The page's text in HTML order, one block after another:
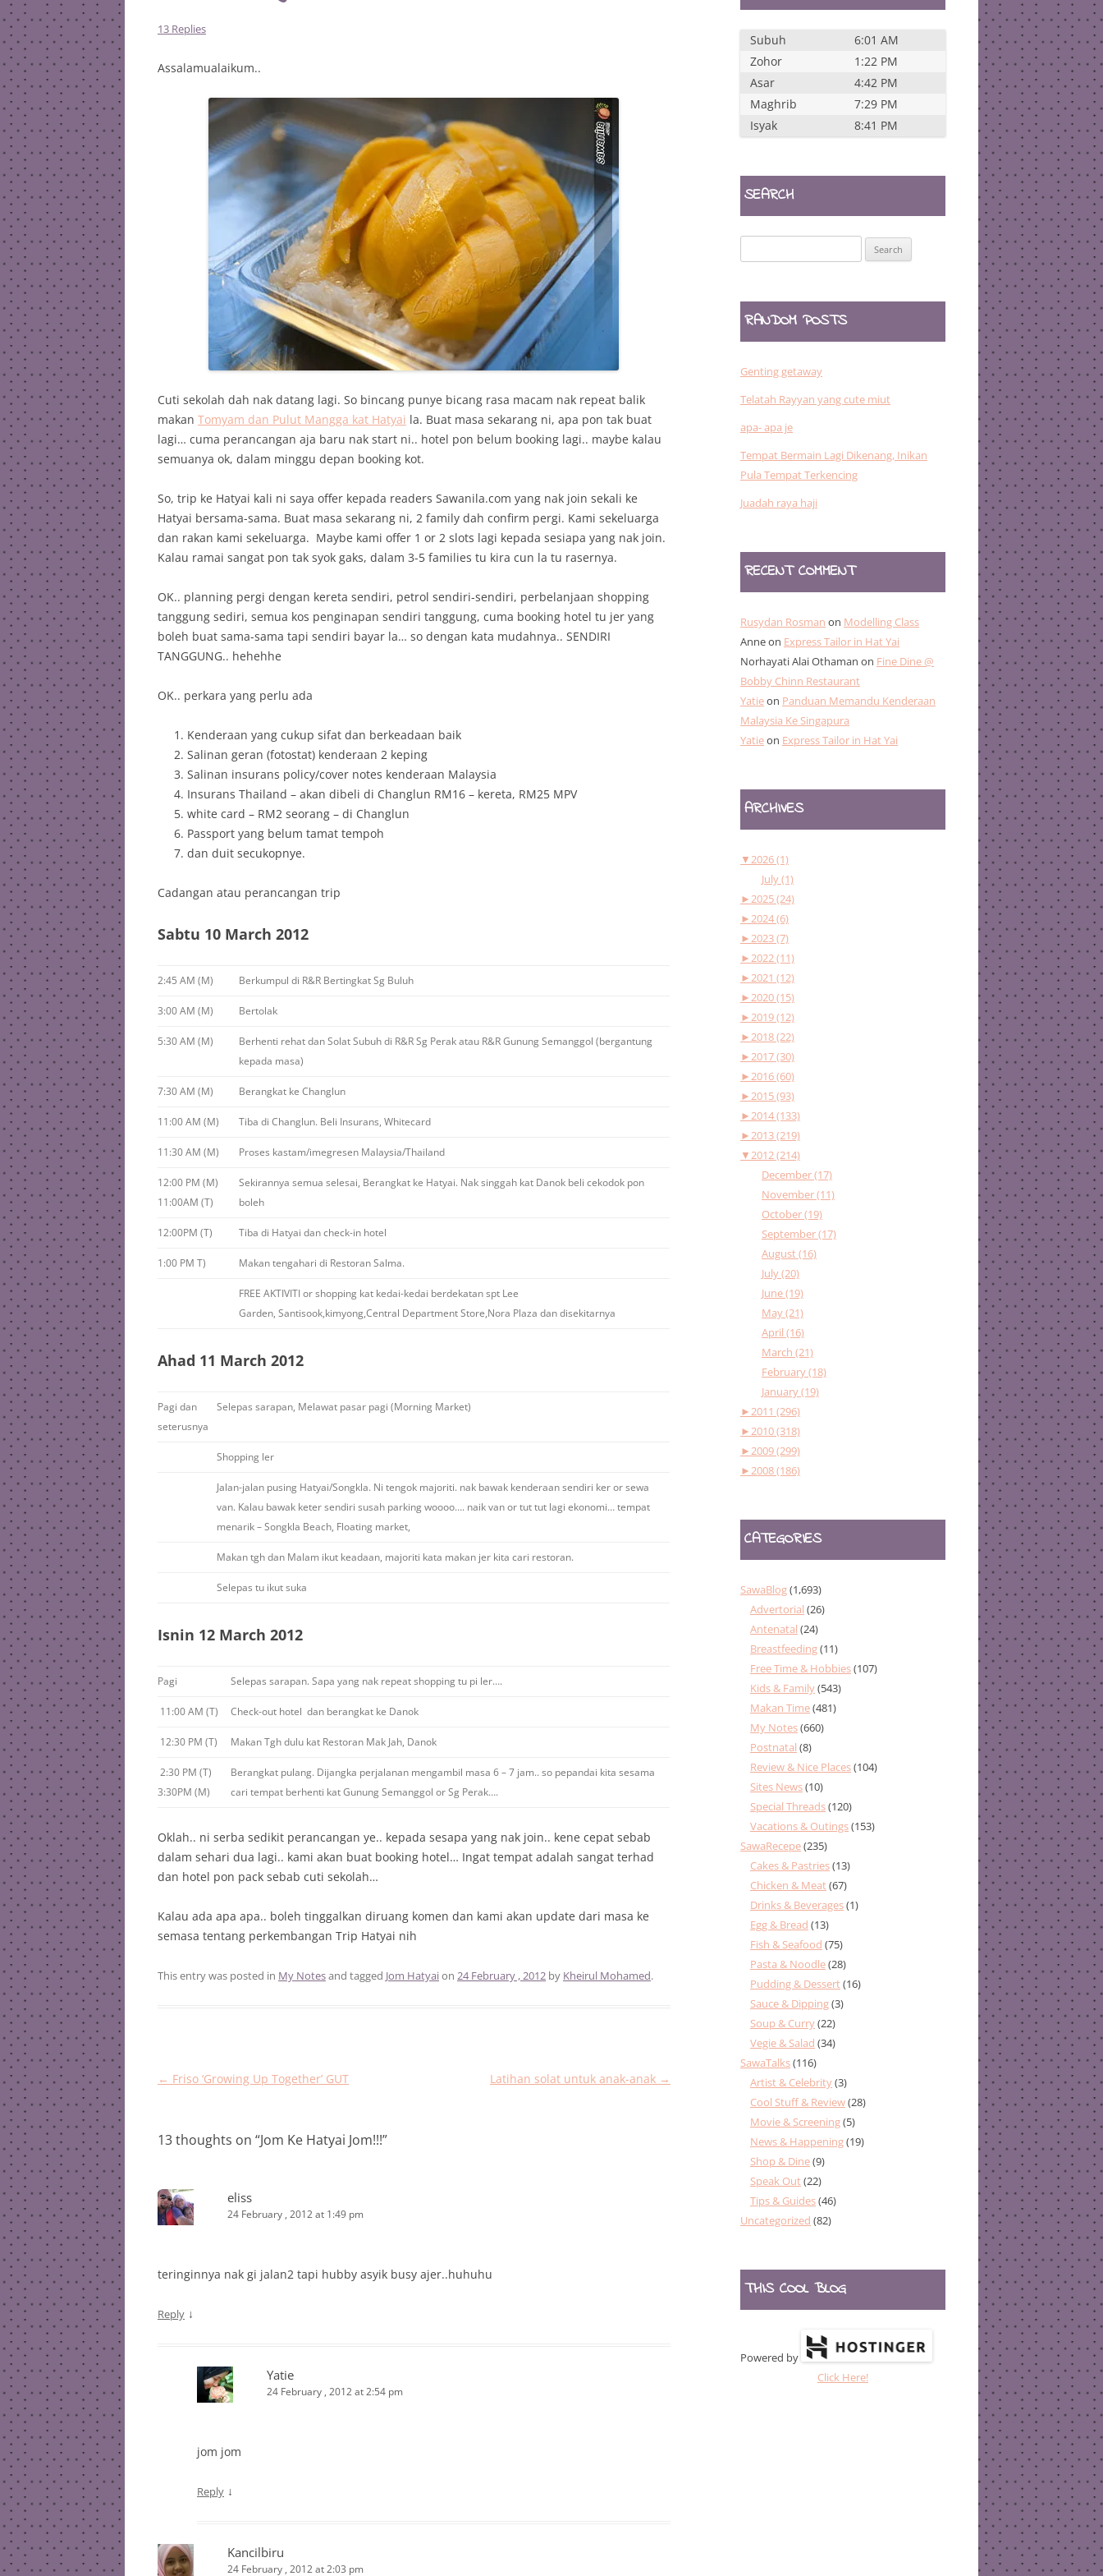
13 Replies
Assalamualaikum..
Cuti sekolah dah nak datang lagi. So bincang punye bicang rasa macam nak repeat balik
makan Tomyam dan Pulut Mangga kat Hatyai la. Buat masa sekarang ni, apa pon tak buat
lagi… cuma perancangan aja baru nak start ni.. hotel pon belum booking lagi.. maybe kalau
semuanya ok, dalam minggu depan booking kot.
So, trip ke Hatyai kali ni saya offer kepada readers Sawanila.com yang nak join sekali ke
Hatyai bersama-sama. Buat masa sekarang ni, 2 family dah confirm pergi. Kami sekeluarga
dan rakan kami sekeluarga. Maybe kami offer 1 or 2 slots lagi kepada sesiapa yang nak join.
Kalau ramai sangat pon tak syok gaks, dalam 3-5 families tu kira cun la tu rasernya.
OK.. planning pergi dengan kereta sendiri, petrol sendiri-sendiri, perbelanjaan shopping
tanggung sediri, semua kos penginapan sendiri tanggung, cuma booking hotel tu jer yang
boleh buat sama-sama tapi sendiri bayar la… so dengan kata mudahnya.. SENDIRI
TANGGUNG.. hehehhe
OK.. perkara yang perlu ada
Kenderaan yang cukup sifat dan berkeadaan baik
Salinan geran (fotostat) kenderaan 2 keping
Salinan insurans policy/cover notes kenderaan Malaysia
Insurans Thailand – akan dibeli di Changlun RM16 – kereta, RM25 MPV
white card – RM2 seorang – di Changlun
Passport yang belum tamat tempoh
dan duit secukopnye.
Cadangan atau perancangan trip
Sabtu 10 March 2012
2:45 AM (M) Berkumpul di R&R Bertingkat Sg Buluh
3:00 AM (M) Bertolak
5:30 AM (M)
Berhenti rehat dan Solat Subuh di R&R Sg Perak atau R&R Gunung Semanggol (bergantung
kepada masa)
7:30 AM (M) Berangkat ke Changlun
11:00 AM (M) Tiba di Changlun. Beli Insurans, Whitecard
11:30 AM (M) Proses kastam/imegresen Malaysia/Thailand
12:00 PM (M)
11:00AM (T)
Sekirannya semua selesai, Berangkat ke Hatyai. Nak singgah kat Danok beli cekodok pon
boleh
12:00PM (T) Tiba di Hatyai dan check-in hotel
1:00 PM T) Makan tengahari di Restoran Salma.
FREE AKTIVITI or shopping kat kedai-kedai berdekatan spt Lee
Garden, Santisook,kimyong,Central Department Store,Nora Plaza dan disekitarnya
Ahad 11 March 2012
Pagi dan
seterusnya
Selepas sarapan, Melawat pasar pagi (Morning Market)
Shopping ler
Jalan-jalan pusing Hatyai/Songkla. Ni tengok majoriti. nak bawak kenderaan sendiri ker or sewa
van. Kalau bawak keter sendiri susah parking woooo…. naik van or tut tut lagi ekonomi… tempat
menarik – Songkla Beach, Floating market,
Makan tgh dan Malam ikut keadaan, majoriti kata makan jer kita cari restoran.
Selepas tu ikut suka
Isnin 12 March 2012
Pagi Selepas sarapan. Sapa yang nak repeat shopping tu pi ler….
11:00 AM (T) Check-out hotel dan berangkat ke Danok
12:30 PM (T) Makan Tgh dulu kat Restoran Mak Jah, Danok
2:30 PM (T)
3:30PM (M)
Berangkat pulang. Dijangka perjalanan mengambil masa 6 – 7 jam.. so pepandai kita sesama
cari tempat berhenti kat Gunung Semanggol or Sg Perak….
Oklah.. ni serba sedikit perancangan ye.. kepada sesapa yang nak join.. kene cepat sebab
dalam sehari dua lagi.. kami akan buat booking hotel… Ingat tempat adalah sangat terhad
dan hotel pon pack sebab cuti sekolah…
Kalau ada apa apa.. boleh tinggalkan diruang komen dan kami akan update dari masa ke
semasa tentang perkembangan Trip Hatyai nih
This entry was posted in My Notesand tagged Jom Hatyaion 24 February , 2012 by Kheirul Mohamed.
Post
← Friso ‘Growing Up Together’ GUT Latihan solat untuk anak-anak →
13 thoughts on “Jom Ke Hatyai Jom!!!”
eliss
24 February , 2012 at 1:49 pm
teringinnya nak gi jalan2 tapi hubby asyik busy ajer..huhuhu
Reply ↓
Yatie
24 February , 2012 at 2:54 pm
jom jom
Reply ↓
Kancilbiru
24 February , 2012 at 2:03 pm
Subuh
6:01 AM
Zohor
1:22 PM
Asar
4:42 PM
Maghrib
7:29 PM
Isyak
8:41 PM
SEARCH
for:
RANDOM POSTS
Genting getaway
Telatah Rayyan yang cute miut
apa- apa je
Tempat Bermain Lagi Dikenang, Inikan
Pula Tempat Terkencing
Juadah raya haji
RECENT COMMENT
Rusydan Rosman on Modelling Class
Anneon Express Tailor in Hat Yai
Norhayati Alai Othaman on Fine Dine @
Bobby Chinn Restaurant
Yatieon Panduan Memandu Kenderaan
Malaysia Ke Singapura
Yatieon Express Tailor in Hat Yai
ARCHIVES
▼2026 (1)
July (1)
►2025 (24)
►2024 (6)
►2023 (7)
►2022 (11)
►2021 (12)
►2020 (15)
►2019 (12)
►2018 (22)
►2017 (30)
►2016 (60)
►2015 (93)
►2014 (133)
►2013 (219)
▼2012 (214)
December (17)
November (11)
October (19)
September (17)
August (16)
July (20)
June (19)
May (21)
April (16)
March (21)
February (18)
January (19)
►2011 (296)
►2010 (318)
►2009 (299)
►2008 (186)
CATEGORIES
SawaBlog(1,693)
Advertorial (26)
Antenatal (24)
Breastfeeding(11)
Free Time & Hobbies(107)
Kids & Family(543)
Makan Time(481)
My Notes(660)
Postnatal (8)
Review & Nice Places(104)
Sites News(10)
Special Threads(120)
Vacations & Outings(153)
SawaRecepe(235)
Cakes & Pastries(13)
Chicken & Meat(67)
Drinks & Beverages(1)
Egg & Bread (13)
Fish & Seafood (75)
Pasta & Noodle(28)
Pudding & Dessert(16)
Sauce & Dipping(3)
Soup & Curry(22)
Vegie & Salad (34)
SawaTalks(116)
Artist & Celebrity(3)
Cool Stuff & Review(28)
Movie & Screening(5)
News & Happening(19)
Shop & Dine(9)
Speak Out(22)
Tips & Guides(46)
Uncategorized (82)
THIS COOL BLOG
Powered by
Click Here!